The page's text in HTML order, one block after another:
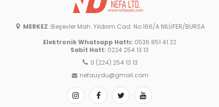
MERKEZ : Beşevler Mah. Yıldırım Cad. No:166/A NİLÜFER/BURSA
Elektronik Whatsapp Hattı: 0536 851 41 22
Sabit Hatt: 0224 254 13 13
0 (224) 254 13 13
nefauydu@gmail.com